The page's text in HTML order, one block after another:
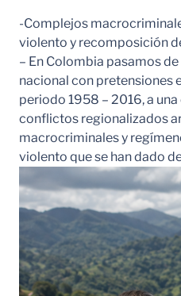
-Complejos
violento y recomposición
– En Colombia pasamos
nacional con pretensiones
periodo 1958 – 2016, a
conflictos regionalizados
macrocriminales y
violento que se han dado